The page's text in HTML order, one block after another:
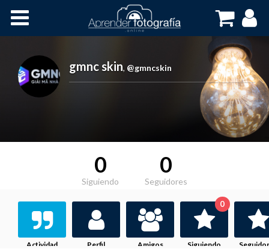
Cursos OnLine
gmnc skin, @gmncskin
0
Siguiendo
0
Seguidores
Actividad Perfil Amigos Siguiendo
0